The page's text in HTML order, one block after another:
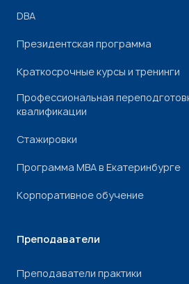
DBA
Президентская программа
Краткосрочные курсы и тренинги
Профессиональная
квалификации
Стажировки
Программа МВА в Екатеринбурге
Корпоративное обучение
Преподаватели
Преподаватели практики